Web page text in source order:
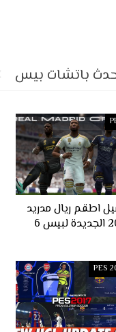
باتشات بيس
اطقم ريال مدريد
6
PES